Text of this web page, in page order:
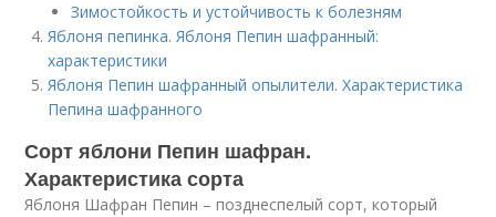
Зимостойкость и устойчивость к болезням
Яблоня пепинка. Яблоня Пепин шафранный:
характеристики
Яблоня Пепин шафранный опылители. Характеристика
Пепина шафранного
Сорт яблони Пепин шафран.
Характеристика сорта
Яблоня Шафран Пепин – позднеспелый сорт, который